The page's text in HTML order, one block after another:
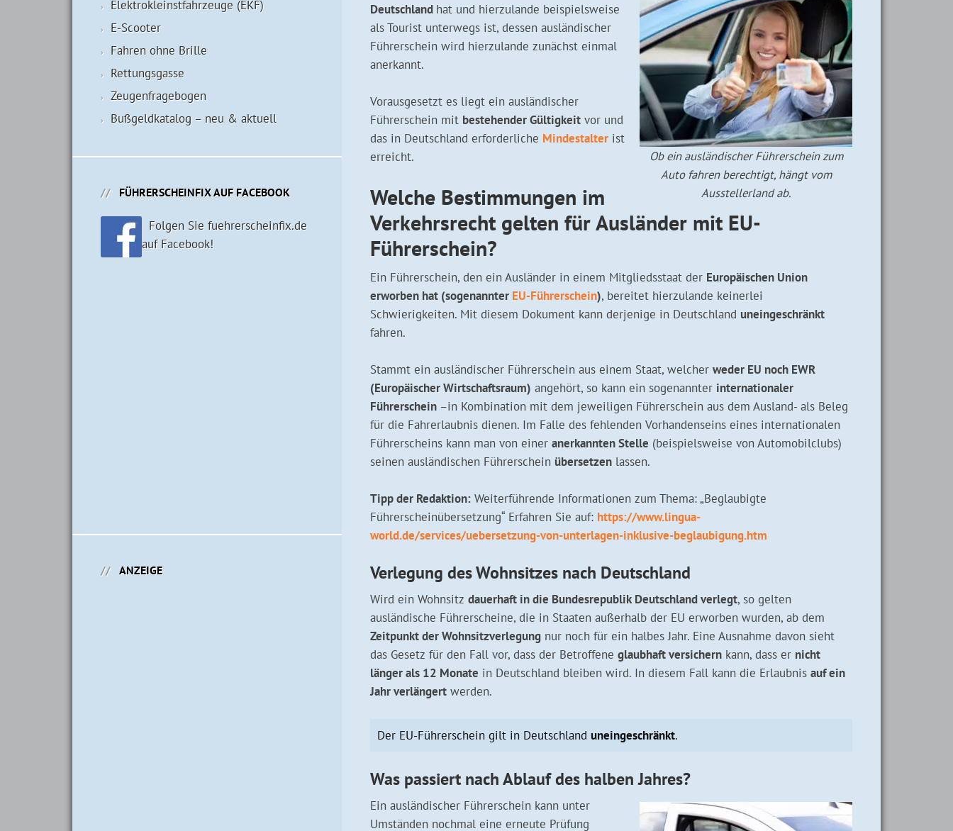
Ob ein ausländischer Führerschein zum
Auto fahren berechtigt, hängt vom
Ausstellerland ab.
Deutschland hat und hierzulande beispielsweise
als Tourist unterwegs ist, dessen ausländischer
Führerschein wird hierzulande zunächst einmal
anerkannt.
Vorausgesetzt es liegt ein ausländischer
Führerschein mit bestehender Gültigkeit vor und
das in Deutschland erforderliche Mindestalter ist
erreicht.
Welche Bestimmungen im
Verkehrsrecht gelten für Ausländer mit EU-
Führerschein?
Ein Führerschein, den ein Ausländer in einem Mitgliedsstaat der Europäischen Union
erworben hat (sogenannter EU-Führerschein), bereitet hierzulande keinerlei
Schwierigkeiten. Mit diesem Dokument kann derjenige in Deutschland uneingeschränkt
fahren.
Stammt ein ausländischer Führerschein aus einem Staat, welcher weder EU noch EWR
(Europäischer Wirtschaftsraum) angehört, so kann ein sogenannter internationaler
Führerschein –in Kombination mit dem jeweiligen Führerschein aus dem Ausland- als Beleg
für die Fahrerlaubnis dienen. Im Falle des fehlenden Vorhandenseins eines internationalen
Führerscheins kann man von einer anerkannten Stelle (beispielsweise von Automobilclubs)
seinen ausländischen Führerschein übersetzen lassen.
Tipp der Redaktion: Weiterführende Informationen zum Thema: „Beglaubigte
Führerscheinübersetzung“ Erfahren Sie auf: https://www.lingua-
world.de/services/uebersetzung-von-unterlagen-inklusive-beglaubigung.htm
Verlegung des Wohnsitzes nach Deutschland
Wird ein Wohnsitz dauerhaft in die Bundesrepublik Deutschland verlegt, so gelten
ausländische Führerscheine, die in Staaten außerhalb der EU erworben wurden, ab dem
Zeitpunkt der Wohnsitzverlegung nur noch für ein halbes Jahr. Eine Ausnahme davon sieht
das Gesetz für den Fall vor, dass der Betroffene glaubhaft versichern kann, dass er nicht
länger als 12 Monate in Deutschland bleiben wird. In diesem Fall kann die Erlaubnis auf ein
Jahr verlängert werden.
Der EU-Führerschein gilt in Deutschland uneingeschränkt.
Was passiert nach Ablauf des halben Jahres?
Ein ausländischer Führerschein kann unter
Umständen nochmal eine erneute Prüfung
Elektrokleinstfahrzeuge (EKF)
E-Scooter
Fahren ohne Brille
Rettungsgasse
Zeugenfragebogen
Bußgeldkatalog – neu & aktuell
FÜHRERSCHEINFIX AUF FACEBOOK
Folgen Sie fuehrerscheinfix.de
auf Facebook!
ANZEIGE